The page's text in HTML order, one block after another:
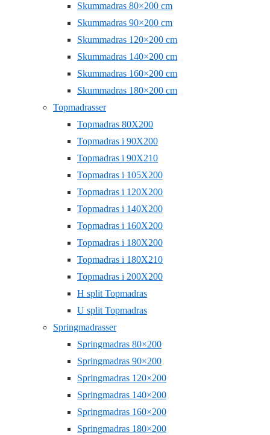
Skummadras 80×200 cm
Skummadras 90×200 cm
Skummadras 120×200 cm
Skummadras 140×200 cm
Skummadras 160×200 cm
Skummadras 180×200 cm
Topmadrasser
Topmadras 80X200
Topmadras i 90X200
Topmadras i 90X210
Topmadras i 105X200
Topmadras i 120X200
Topmadras i 140X200
Topmadras i 160X200
Topmadras i 180X200
Topmadras i 180X210
Topmadras i 200X200
H split Topmadras
U split Topmadras
Springmadrasser
Springmadras 80×200
Springmadras 90×200
Springmadras 120×200
Springmadras 140×200
Springmadras 160×200
Springmadras 180×200